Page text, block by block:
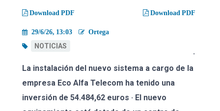
Download PDF
Download PDF
29/6/26, 13:03 Ortega
NOTICIAS
·
La instalación del nuevo sistema a cargo de la
empresa Eco Alfa Telecom ha tenido una
inversión de 54.484,62 euros · El nuevo